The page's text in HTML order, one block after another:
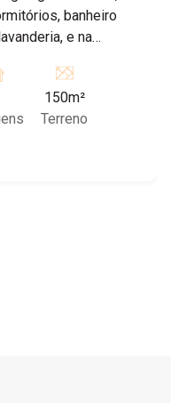
banheiro
e na
Agende sua visita!
150m²
Terreno